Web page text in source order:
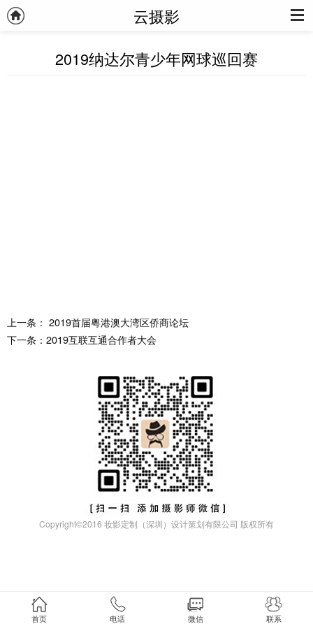
首页 电话 微信 联系
云摄影
2019纳达尔青少年网球巡回赛
上一条： 2019首届粤港澳大湾区侨商论坛
下一条：2019互联互通合作者大会
Copyright©2016 妆影定制（深圳）设计策划有限公司 版权所有